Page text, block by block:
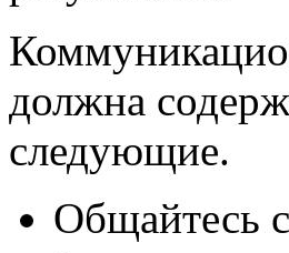
должна
следующие.
Общайтесь